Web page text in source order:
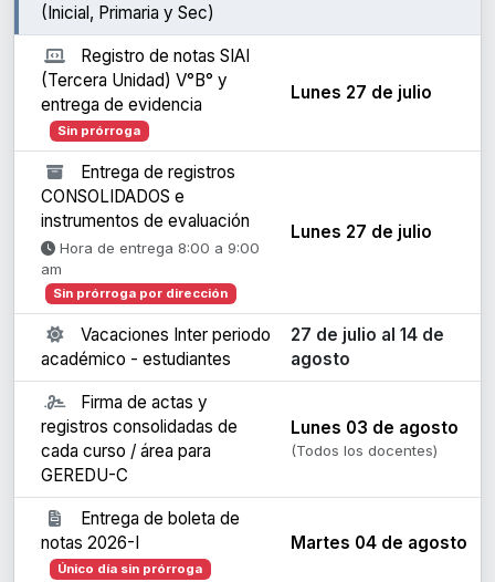
(Inicial, Primaria y Sec)
Registro de notas SIAI
(Tercera Unidad) V°B° y
entrega de evidencia
Sin prórroga
Lunes 27 de julio
Entrega de registros
CONSOLIDADOS e
instrumentos de evaluación
Hora de entrega 8:00 a 9:00
am
Sin prórroga por dirección
Lunes 27 de julio
Vacaciones Inter periodo
académico - estudiantes
27 de julio al 14 de
agosto
Firma de actas y
registros consolidadas de
cada curso / área para
GEREDU-C
Lunes 03 de agosto
(Todos los docentes)
Entrega de boleta de
notas 2026-I
Único día sin prórroga
Martes 04 de agosto